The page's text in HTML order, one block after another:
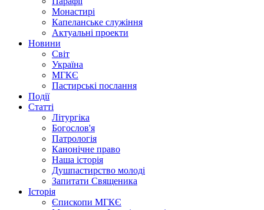
Монастирі
Капеланське служіння
Актуальні проекти
Новини
Світ
Україна
МГКЄ
Пастирські послання
Події
Статті
Літургіка
Богослов'я
Патрологія
Канонічне право
Наша історія
Душпастирство молоді
Запитати Священика
Історія
Єпископи МГКЄ